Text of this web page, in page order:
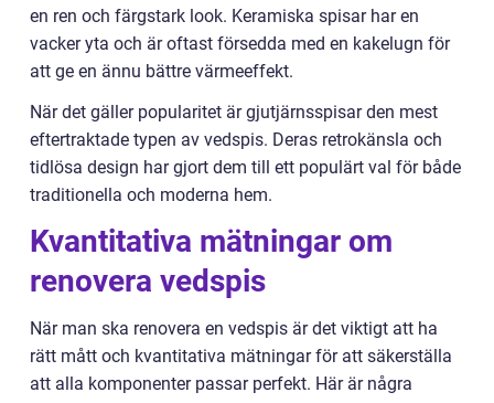
en ren och färgstark look. Keramiska spisar har en
vacker yta och är oftast försedda med en kakelugn för
att ge en ännu bättre värmeeffekt.
När det gäller popularitet är gjutjärnsspisar den mest
eftertraktade typen av vedspis. Deras retrokänsla och
tidlösa design har gjort dem till ett populärt val för både
traditionella och moderna hem.
Kvantitativa mätningar om
renovera vedspis
När man ska renovera en vedspis är det viktigt att ha
rätt mått och kvantitativa mätningar för att säkerställa
att alla komponenter passar perfekt. Här är några